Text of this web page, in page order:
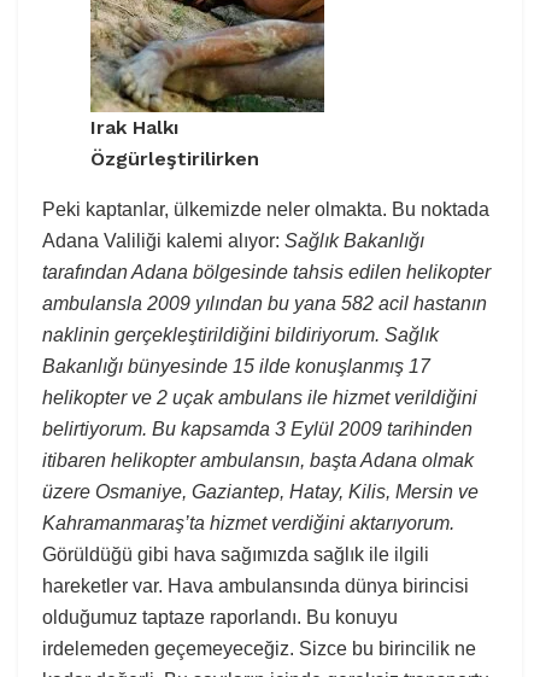
Irak Halkı
Özgürleştirilirken
Peki kaptanlar, ülkemizde neler olmakta. Bu noktada
Adana Valiliği kalemi alıyor: Sağlık Bakanlığı
tarafından Adana bölgesinde tahsis edilen helikopter
ambulansla 2009 yılından bu yana 582 acil hastanın
naklinin gerçekleştirildiğini bildiriyorum. Sağlık
Bakanlığı bünyesinde 15 ilde konuşlanmış 17
helikopter ve 2 uçak ambulans ile hizmet verildiğini
belirtiyorum. Bu kapsamda 3 Eylül 2009 tarihinden
itibaren helikopter ambulansın, başta Adana olmak
üzere Osmaniye, Gaziantep, Hatay, Kilis, Mersin ve
Kahramanmaraş’ta hizmet verdiğini aktarıyorum.
Görüldüğü gibi hava sağımızda sağlık ile ilgili
hareketler var. Hava ambulansında dünya birincisi
olduğumuz taptaze raporlandı. Bu konuyu
irdelemeden geçemeyeceğiz. Sizce bu birincilik ne